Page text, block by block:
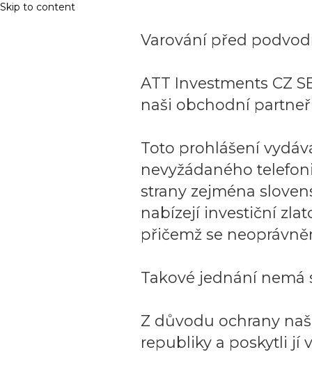
Skip to content
Varování před
ATT Investments CZ
naši obchodní
Toto prohlášení
nevyžádaného
strany zejména
nabízejí investiční
přičemž se
Takové jednání nemá
Z důvodu ochrany
republiky a poskytli jí